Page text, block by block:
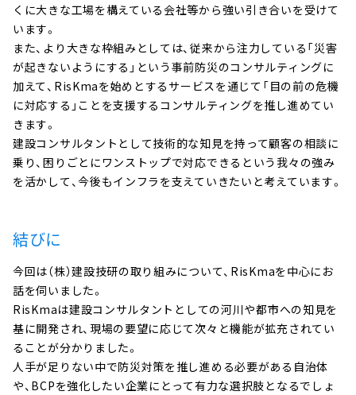
くに大きな工場を構えている会社等から強い引き合いを受けて
います。
また、より大きな枠組みとしては、従来から注力している「災害
が起きないようにする」という事前防災のコンサルティングに
加えて、RisKmaを始めとするサービスを通じて「目の前の危機
に対応する」ことを支援するコンサルティングを推し進めてい
きます。
建設コンサルタントとして技術的な知見を持って顧客の相談に
乗り、困りごとにワンストップで対応できるという我々の強み
を活かして、今後もインフラを支えていきたいと考えています。
結びに
今回は（株）建設技研の取り組みについて、RisKmaを中心にお
話を伺いました。
RisKmaは建設コンサルタントとしての河川や都市への知見を
基に開発され、現場の要望に応じて次々と機能が拡充されてい
ることが分かりました。
人手が足りない中で防災対策を推し進める必要がある自治体
や、BCPを強化したい企業にとって有力な選択肢となるでしょ